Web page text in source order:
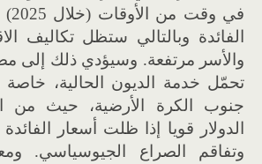
في
الفائدة وبالتالي ستظل تكاليف
والأسر مرتفعة. وسيؤدي ذلك إلى
تحمّل خدمة الديون الحالية، خاصة
جنوب الكرة الأرضية، حيث من
الدولار قويا إذا ظلت أسعار
وتفاقم الصراع الجيوسياسي.